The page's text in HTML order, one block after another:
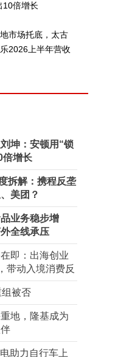
10倍增长
市场托底，太古
2026上半年营收
坤：安顿用“锁
倍增长
拆解：携程反垄
美团？
业务稳步增
全线承压
即：出海创业
带动入境消费反
被否
地，隆基成为
助力自行车上